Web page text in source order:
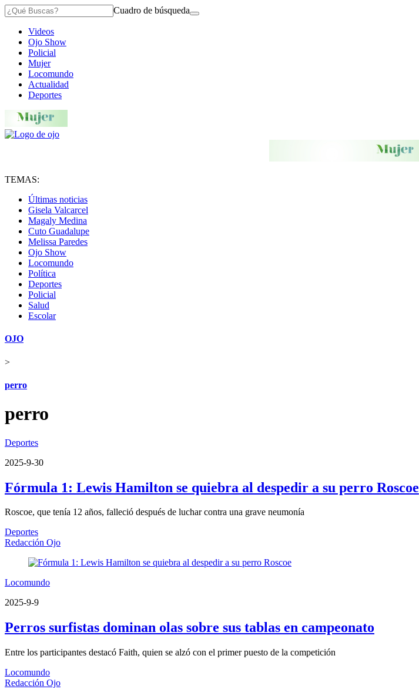
Cuadro de búsqueda
Videos
Ojo Show
Policial
Mujer
Locomundo
Actualidad
Deportes
TEMAS:
Últimas noticias
Gisela Valcarcel
Magaly Medina
Cuto Guadalupe
Melissa Paredes
Ojo Show
Locomundo
Política
Deportes
Policial
Salud
Escolar
OJO
>
perro
perro
Deportes
2025-9-30
Fórmula 1: Lewis Hamilton se quiebra al despedir a su perro Roscoe
Roscoe, que tenía 12 años, falleció después de luchar contra una grave neumonía
Deportes
Redacción Ojo
Locomundo
2025-9-9
Perros surfistas dominan olas sobre sus tablas en campeonato
Entre los participantes destacó Faith, quien se alzó con el primer puesto de la competición
Locomundo
Redacción Ojo